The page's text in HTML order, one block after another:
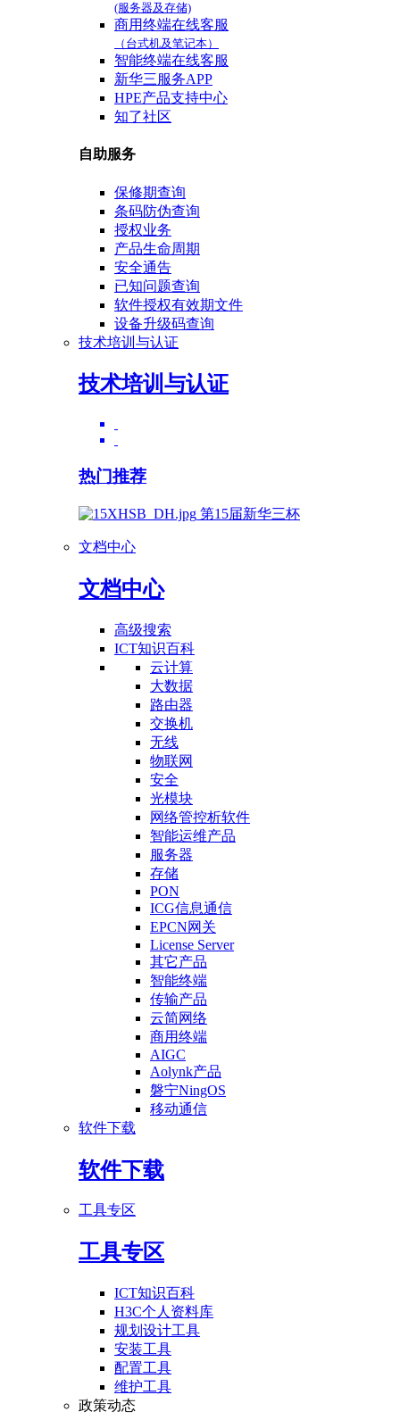
(服务器及存储)
商用终端在线客服
（台式机及笔记本）
智能终端在线客服
新华三服务APP
HPE产品支持中心
知了社区
自助服务
保修期查询
条码防伪查询
授权业务
产品生命周期
安全通告
已知问题查询
软件授权有效期文件
设备升级码查询
技术培训与认证
技术培训与认证
热门推荐
第15届新华三杯
文档中心
文档中心
高级搜索
ICT知识百科
云计算
大数据
路由器
交换机
无线
物联网
安全
光模块
网络管控析软件
智能运维产品
服务器
存储
PON
ICG信息通信
EPCN网关
License Server
其它产品
智能终端
传输产品
云简网络
商用终端
AIGC
Aolynk产品
磐宁NingOS
移动通信
软件下载
软件下载
工具专区
工具专区
ICT知识百科
H3C个人资料库
规划设计工具
安装工具
配置工具
维护工具
政策动态